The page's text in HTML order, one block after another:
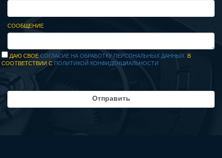
СООБЩЕНИЕ
ДАЮ СВОЕСОГЛАСИЕ НА ОБРАБОТКУ ПЕРСОНАЛЬНЫХ ДАННЫХ В
СООТВЕТСТВИИ С ПОЛИТИКОЙ КОНФИДЕНЦИАЛЬНОСТИ